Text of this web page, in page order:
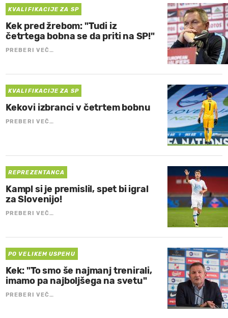
KVALIFIKACIJE ZA SP
Kek pred žrebom: "Tudi iz
četrtega bobna se da priti na SP!"
PREBERI VEČ…
KVALIFIKACIJE ZA SP
Kekovi izbranci v četrtem bobnu
PREBERI VEČ…
REPREZENTANCA
Kampl si je premislil, spet bi igral
za Slovenijo!
PREBERI VEČ…
PO VELIKEM USPEHU
Kek: "To smo še najmanj trenirali,
imamo pa najboljšega na svetu"
PREBERI VEČ…